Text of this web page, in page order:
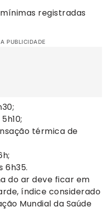
registradas
PUBLICIDADE
térmica de
6h35.
do ar deve ficar em
índice considerado
Mundial da Saúde